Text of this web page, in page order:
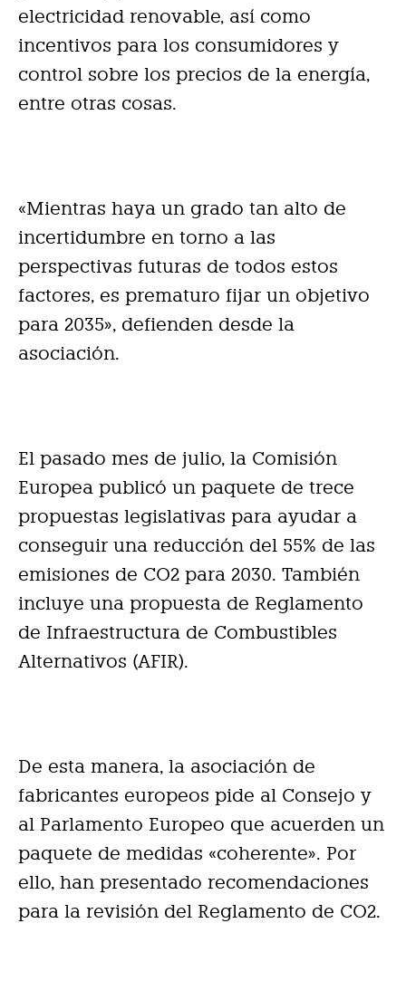
electricidad renovable, así como
incentivos para los consumidores y
control sobre los precios de la energía,
entre otras cosas.
«Mientras haya un grado tan alto de
incertidumbre en torno a las
perspectivas futuras de todos estos
factores, es prematuro fijar un objetivo
para 2035», defienden desde la
asociación.
El pasado mes de julio, la Comisión
Europea publicó un paquete de trece
propuestas legislativas para ayudar a
conseguir una reducción del 55% de las
emisiones de CO2 para 2030. También
incluye una propuesta de Reglamento
de Infraestructura de Combustibles
Alternativos (AFIR).
De esta manera, la asociación de
fabricantes europeos pide al Consejo y
al Parlamento Europeo que acuerden un
paquete de medidas «coherente». Por
ello, han presentado recomendaciones
para la revisión del Reglamento de CO2.